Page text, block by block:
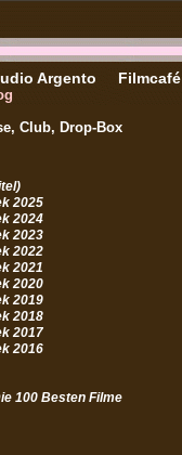
Club, Drop-Box
Argento Filmcafé
2025
2024
2023
2022
2021
2020
2019
2018
2017
2016
100 Besten Filme